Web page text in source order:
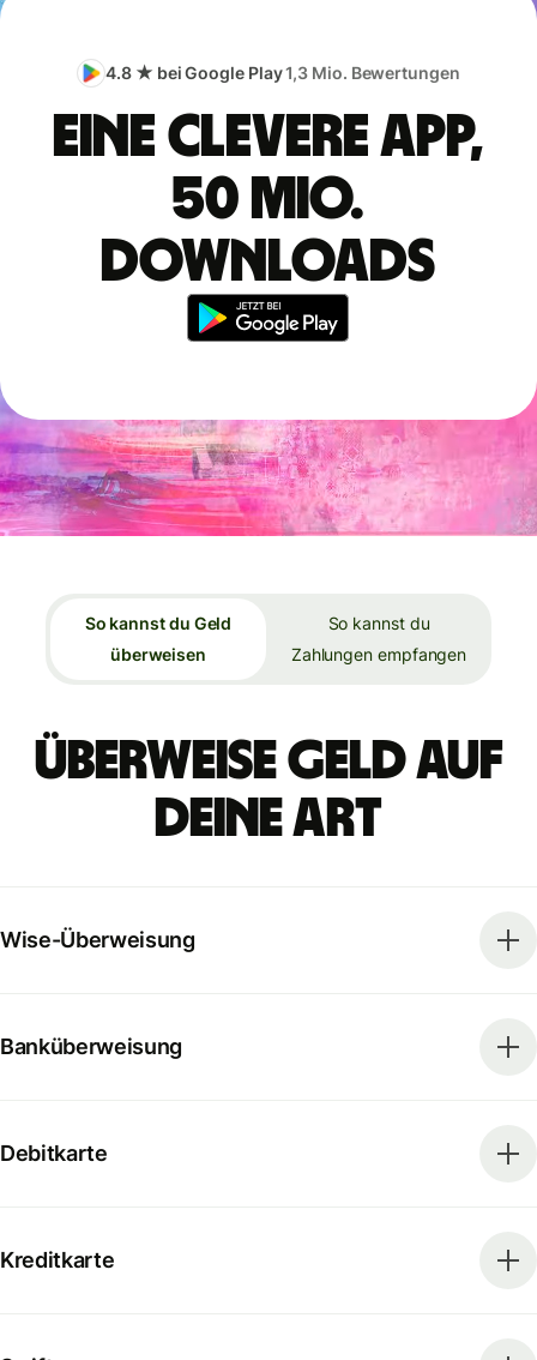
4.8 ★ bei Google Play1,3 Mio. Bewertungen
Eine clevere App,
50 Mio.
Downloads
So kannst du Geld
überweisen
So kannst du
Zahlungen empfangen
Überweise Geld auf
deine Art
Wise-Überweisung
Banküberweisung
Debitkarte
Kreditkarte